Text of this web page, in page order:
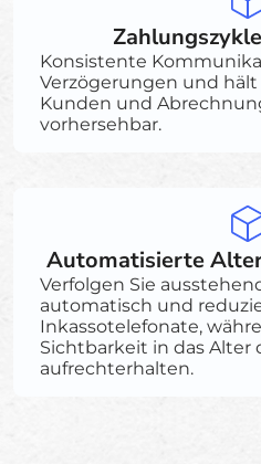
Konsistente
Verzögerungen und
Kunden und
vorhersehbar.
Automatisierte
Verfolgen Sie
automatisch und
Inkassotelefonate,
Sichtbarkeit in das Alter
aufrechterhalten.